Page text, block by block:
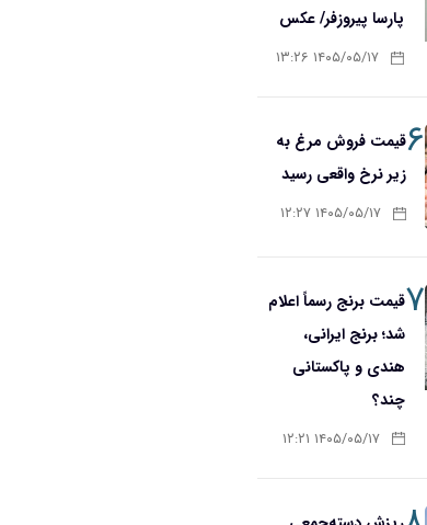
پارسا پیروزفر/ عکس
۱۴۰۵/۰۵/۱۷ ۱۳:۲۶
۶قیمت فروش مرغ به
زیر نرخ واقعی رسید
۱۴۰۵/۰۵/۱۷ ۱۲:۲۷
۷قیمت برنج رسماً اعلام
شد؛ برنج ایرانی،
هندی و پاکستانی
چند؟
۱۴۰۵/۰۵/۱۷ ۱۲:۲۱